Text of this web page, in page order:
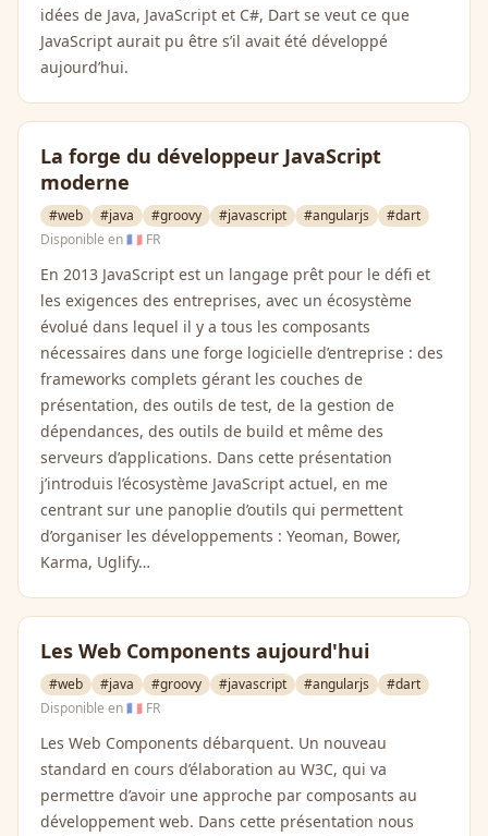
idées de Java, JavaScript et C#, Dart se veut ce que
JavaScript aurait pu être s’il avait été développé
aujourd’hui.
La forge du développeur JavaScript
moderne
#web #java #groovy #javascript #angularjs
#dart
Disponible en🇫🇷 FR
En 2013 JavaScript est un langage prêt pour le défi et
les exigences des entreprises, avec un écosystème
évolué dans lequel il y a tous les composants
nécessaires dans une forge logicielle d’entreprise : des
frameworks complets gérant les couches de
présentation, des outils de test, de la gestion de
dépendances, des outils de build et même des
serveurs d’applications. Dans cette présentation
j’introduis l’écosystème JavaScript actuel, en me
centrant sur une panoplie d’outils qui permettent
d’organiser les développements : Yeoman, Bower,
Karma, Uglify…
Les Web Components aujourd'hui
#web #java #groovy #javascript #angularjs
#dart
Disponible en🇫🇷 FR
Les Web Components débarquent. Un nouveau
standard en cours d’élaboration au W3C, qui va
permettre d’avoir une approche par composants au
développement web. Dans cette présentation nous